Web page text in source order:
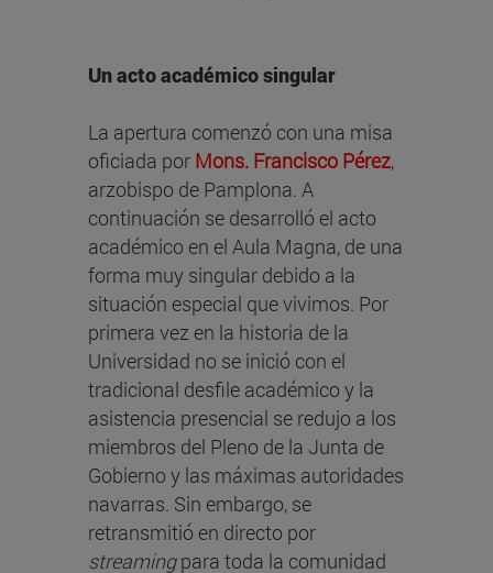
Un acto académico singular
La apertura comenzó con una misa
oficiada por Mons. Francisco Pérez,
arzobispo de Pamplona. A
continuación se desarrolló el acto
académico en el Aula Magna, de una
forma muy singular debido a la
situación especial que vivimos. Por
primera vez en la historia de la
Universidad no se inició con el
tradicional desfile académico y la
asistencia presencial se redujo a los
miembros del Pleno de la Junta de
Gobierno y las máximas autoridades
navarras. Sin embargo, se
retransmitió en directo por
streamingpara toda la comunidad